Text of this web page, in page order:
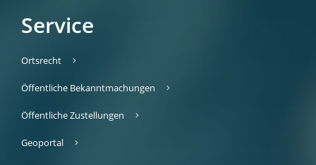
Service
Ortsrecht
Öffentliche Bekanntmachungen
Öffentliche Zustellungen
Geoportal